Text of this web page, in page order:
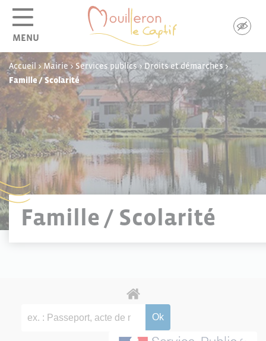
MENU
Accueil >Mairie> Services publics>Droits et démarches>
Famille / Scolarité
Famille / Scolarité
Panneau de gestion des cookies